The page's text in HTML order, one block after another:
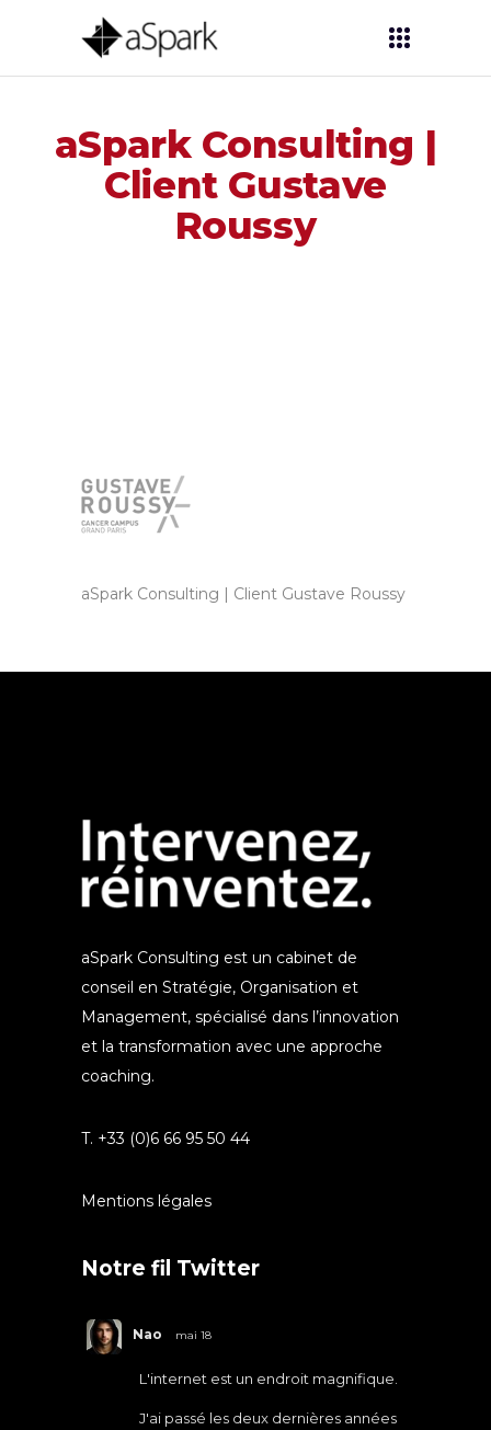
aSpark Consulting |
Client Gustave
Roussy
aSpark Consulting | Client Gustave Roussy
aSpark Consulting est un cabinet de
conseil en Stratégie, Organisation et
Management, spécialisé dans l’innovation
et la transformation avec une approche
coaching.
T. +33 (0)6 66 95 50 44
Mentions légales
Notre fil Twitter
Nao mai 18
L'internet est un endroit magnifique.
J'ai passé les deux dernières années